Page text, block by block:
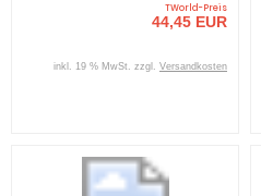
TWorld-Preis
44,45 EUR
inkl. 19 % MwSt. zzgl. Versandkosten